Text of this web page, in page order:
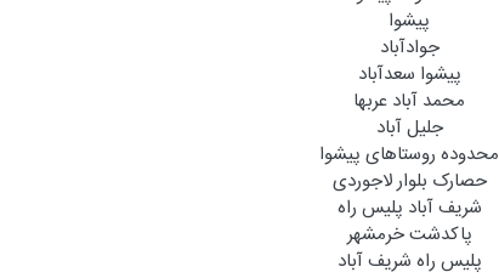
پیشوا
جوادآباد
پیشوا سعدآباد
محمد آباد عربها
جلیل آباد
محدوده روستاهای پیشوا
حصارک بلوار لاجوردی
شریف آباد پلیس راه
پاکدشت خرمشهر
پلیس راه شریف آباد